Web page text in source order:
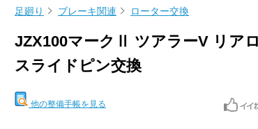
足廻り ブレーキ関連 ローター交換
JZX100マークⅡ ツアラーV リア
スライドピン交換
他の整備手帳を見る